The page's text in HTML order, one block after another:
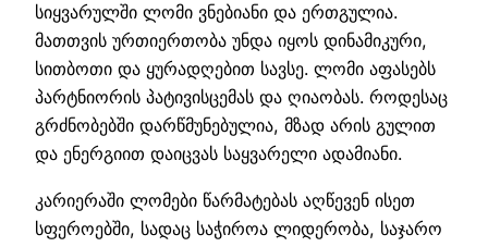
სიყვარულში ლომი ვნებიანი და ერთგულია.
მათთვის ურთიერთობა უნდა იყოს დინამიკური,
სითბოთი და ყურადღებით სავსე. ლომი აფასებს
პარტნიორის პატივისცემას და ღიაობას. როდესაც
გრძნობებში დარწმუნებულია, მზად არის გულით
და ენერგიით დაიცვას საყვარელი ადამიანი.
კარიერაში ლომები წარმატებას აღწევენ ისეთ
სფეროებში, სადაც საჭიროა ლიდერობა, საჯარო